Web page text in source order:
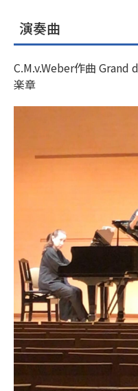
演奏曲
C.M.v.Weber作曲
楽章